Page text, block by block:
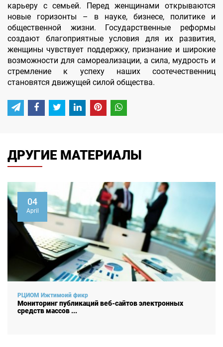
карьеру с семьей. Перед женщинами открываются
новые горизонты – в науке, бизнесе, политике и
общественной жизни. Государственные реформы
создают благоприятные условия для их развития,
женщины чувствует поддержку, признание и широкие
возможности для самореализации, а сила, мудрость и
стремление к успеху наших соотечественниц
становятся движущей силой общества.
ДРУГИЕ МАТЕРИАЛЫ
04
April
РЦИОМ Ижтимоий фикр
Мониторинг публикаций веб-сайтов электронных
средств массов ...